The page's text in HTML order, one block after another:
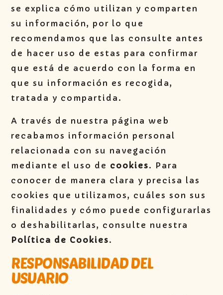
se explica cómo utilizan y comparten
su información, por lo que
recomendamos que las consulte antes
de hacer uso de estas para confirmar
que está de acuerdo con la forma en
que su información es recogida,
tratada y compartida.
A través de nuestra página web
recabamos información personal
relacionada con su navegación
mediante el uso de cookies. Para
conocer de manera clara y precisa las
cookies que utilizamos, cuáles son sus
finalidades y cómo puede configurarlas
o deshabilitarlas, consulte nuestra
Política de Cookies.
RESPONSABILIDAD DEL
USUARIO